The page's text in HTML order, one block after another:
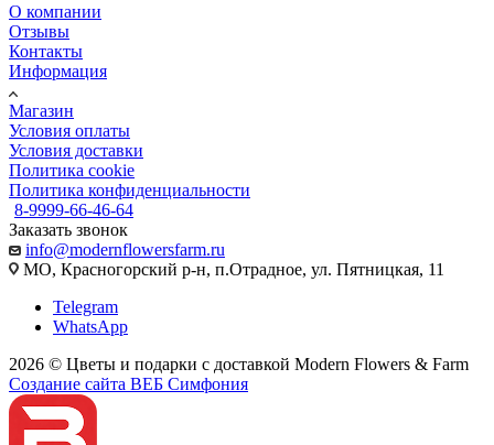
О компании
Отзывы
Контакты
Информация
Магазин
Условия оплаты
Условия доставки
Политика cookie
Политика конфиденциальности
8-9999-66-46-64
Заказать звонок
info@modernflowersfarm.ru
МО, Красногорский р-н, п.Отрадное, ул. Пятницкая, 11
Telegram
WhatsApp
2026 © Цветы и подарки с доставкой Modern Flowers & Farm
Создание сайта ВЕБ Симфония